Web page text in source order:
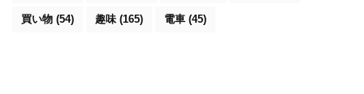
買い物 (54) 趣味(165) 電車 (45)